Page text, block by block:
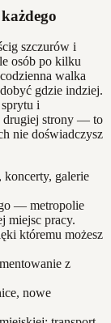
szczurów i
osób po kilku
walka
gdzie indziej.
i
drugiej strony — to
nie doświadczysz
galerie
— metropolie
miejsc pracy.
któremu możesz
z
nowe